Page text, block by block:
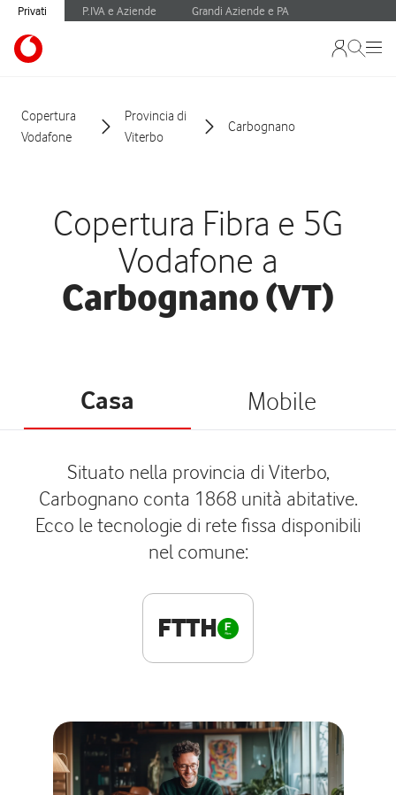
Privati P.IVA e Aziende Grandi Aziende e PA
Copertura
Vodafone
Provincia di
Viterbo
Carbognano
Copertura Fibra e 5G
Vodafone a
Carbognano (VT)
Casa Mobile
Situato nella provincia di Viterbo,
Carbognano conta 1868 unità abitative.
Ecco le tecnologie di rete fissa disponibili
nel comune:
FTTH